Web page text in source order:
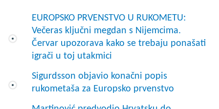
EUROPSKO PRVENSTVO U RUKOMETU:
Večeras ključni megdan s Nijemcima.
Červar upozorava kako se trebaju ponašati
igrači u toj utakmici
Sigurdsson objavio konačni popis
rukometaša za Europsko prvenstvo